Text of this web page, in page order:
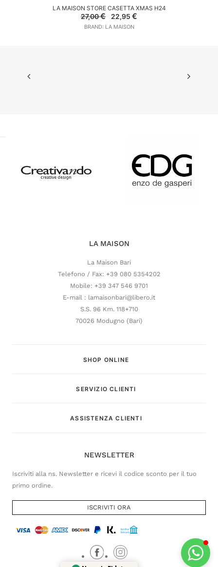
AGGIUNGI AL CARRELLO
LA MAISON STORE CASETTA XMAS H24
27,00€
Il
prezzo
originale
22,95 €Il
BRAND: LA MAISON
LA MAISON
La Maison Bari
Telefono / Fax: +39 080 5354202
Mobile: +39 347 546 9701
E-mail : lamaisonbari@libero.it
S.S. 96 Km. 118+710
70026 Modugno (Bari)
SHOP ONLINE
SERVIZIO CLIENTI
ASSISTENZA CLIENTI
NEWSLETTER
Iscriviti alla ns. Newsletter e ricevi il codice sconto per il tuo
primo ordine.
ISCRIVITI ORA
Customer Service